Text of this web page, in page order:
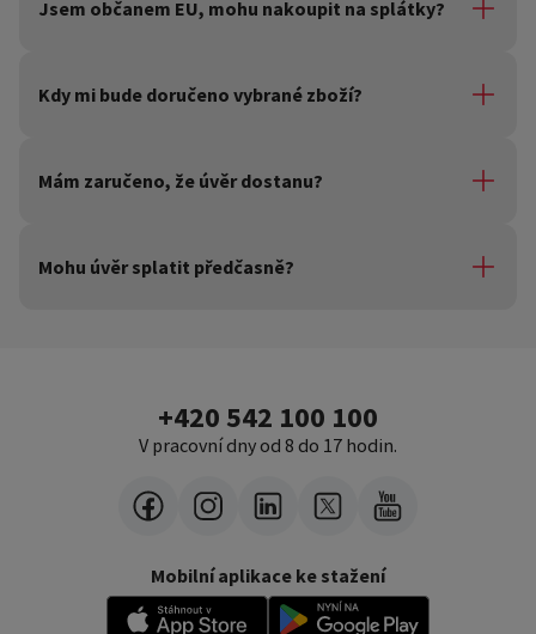
dokonce účtovat žádné úroky.
Jsem občanem EU, mohu nakoupit na splátky?
Možnost sjednání úvěru není omezena jen na občany EU.
Kdy mi bude doručeno vybrané zboží?
pokyn k vyskladnění e-shopu.
Mám zaručeno, že úvěr dostanu?
poskytneme jej až teprve po řádném posouzení splnění
všech potřebných podmínek každého žadatele
Mohu úvěr splatit předčasně?
+420 542 100 100
V pracovní dny od 8 do 17 hodin.
Mobilní aplikace ke stažení